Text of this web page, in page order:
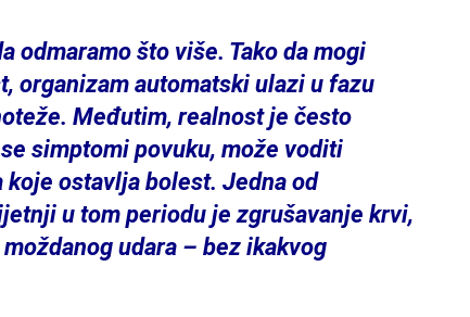
odmaramo što više. Tako da mogi
organizam automatski ulazi u fazu
Međutim, realnost je često
simptomi povuku, može voditi
ostavlja bolest. Jedna od
u tom periodu je zgrušavanje krvi,
udara – bez ikakvog